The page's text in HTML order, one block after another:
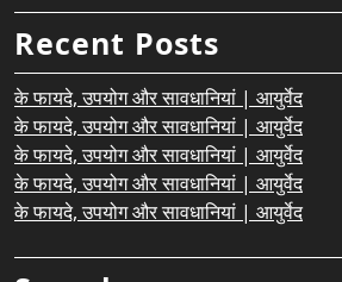
Recent Posts
के फायदे, उपयोग और सावधानियां | आयुर्वेद
के फायदे, उपयोग और सावधानियां | आयुर्वेद
के फायदे, उपयोग और सावधानियां | आयुर्वेद
के फायदे, उपयोग और सावधानियां | आयुर्वेद
के फायदे, उपयोग और सावधानियां | आयुर्वेद